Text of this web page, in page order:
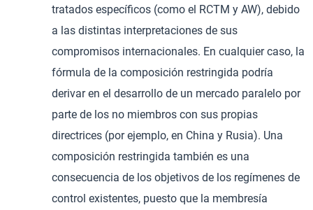
tratados específicos (como el RCTM y AW), debido
a las distintas interpretaciones de sus
compromisos internacionales. En cualquier caso, la
fórmula de la composición restringida podría
derivar en el desarrollo de un mercado paralelo por
parte de los no miembros con sus propias
directrices (por ejemplo, en China y Rusia). Una
composición restringida también es una
consecuencia de los objetivos de los regímenes de
control existentes, puesto que la membresía